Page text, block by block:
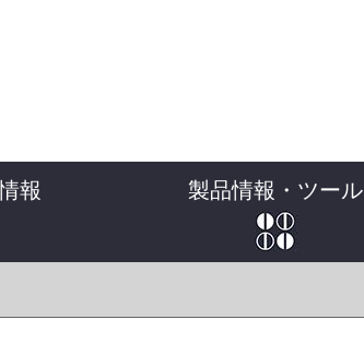
報 製品情報・ツール